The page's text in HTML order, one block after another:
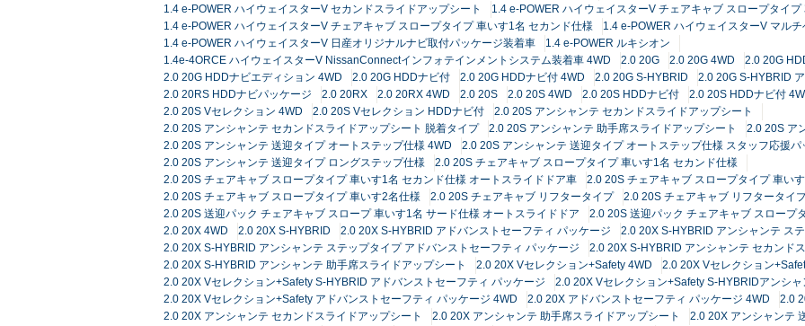
1.4 e-POWER ハイウェイスターV セカンドスライドアップシート
1.4 e-POWER ハイウェイスターV チェアキャブ スロープタイ
1.4 e-POWER ハイウェイスターV チェアキャブ スロープタイプ 車いす1名 セカンド仕様
1.4 e-POWER ハイウェイスターV マルチ
1.4 e-POWER ハイウェイスターV 日産オリジナルナビ取付パッケージ装着車
1.4 e-POWER ルキシオン
1.4e-4ORCE ハイウェイスターV NissanConnectインフォテインメントシステム装着車 4WD
2.0 20G 2.0 20G 4WD
2.0 20G
2.0 20G HDDナビエディション 4WD
2.0 20G HDDナビ付 2.0 20G HDDナビ付 4WD 2.0 20G S-HYBRID
2.0 20G S-HYBRID
2.0 20RS HDDナビパッケージ
2.0 20RX 2.0 20RX 4WD 2.0 20S 2.0 20S 4WD 2.0 20S HDDナビ付
2.0 20S HDDナビ付
2.0 20S Vセレクション 4WD
2.0 20S Vセレクション HDDナビ付
2.0 20S アンシャンテ セカンドスライドアップシート
2.0 20S アンシャンテ セカンドスライドアップシート 脱着タイプ
2.0 20S アンシャンテ 助手席スライドアップシート
2.0 20S ア
2.0 20S アンシャンテ 送迎タイプ オートステップ仕様 4WD
2.0 20S アンシャンテ 送迎タイプ オートステップ仕様 スタッフ応援パ
2.0 20S アンシャンテ 送迎タイプ ロングステップ仕様
2.0 20S チェアキャブ スロープタイプ 車いす1名 セカンド仕様
2.0 20S チェアキャブ スロープタイプ 車いす1名 セカンド仕様 オートスライドドア車
2.0 20S チェアキャブ スロープタイプ 車い
2.0 20S チェアキャブ スロープタイプ 車いす2名仕様
2.0 20S チェアキャブ リフタータイプ
2.0 20S チェアキャブ リフタータイ
2.0 20S 送迎パック チェアキャブ スロープ 車いす1名 サード仕様 オートスライドドア
2.0 20S 送迎パック チェアキャブ スロープ
2.0 20X 4WD
2.0 20X S-HYBRID 2.0 20X S-HYBRID アドバンストセーフティ パッケージ
2.0 20X S-HYBRID アンシャンテ ス
2.0 20X S-HYBRID アンシャンテ ステップタイプ アドバンストセーフティ パッケージ
2.0 20X S-HYBRID アンシャンテ セカンド
2.0 20X S-HYBRID アンシャンテ 助手席スライドアップシート
2.0 20X Vセレクション+Safety 4WD
2.0 20X Vセレクション
2.0 20X Vセレクション+Safety S-HYBRID アドバンストセーフティ パッケージ
2.0 20X Vセレクション+Safety S-HYBRIDアンシ
2.0 20X Vセレクション+Safety アドバンストセーフティ パッケージ 4WD
2.0 20X アドバンストセーフティ パッケージ 4WD
2.0
2.0 20X アンシャンテ セカンドスライドアップシート
2.0 20X アンシャンテ 助手席スライドアップシート
2.0 20X アンシャンテ